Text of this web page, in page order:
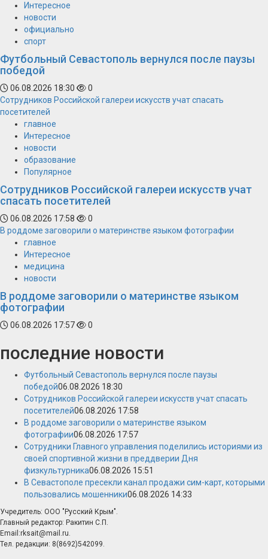
Интересное
новости
официально
спорт
Футбольный Севастополь вернулся после паузы
победой
06.08.2026 18:30
0
Сотрудников Российской галереи искусств учат спасать
посетителей
главное
Интересное
новости
образование
Популярное
Сотрудников Российской галереи искусств учат
спасать посетителей
06.08.2026 17:58
0
В роддоме заговорили о материнстве языком фотографии
главное
Интересное
медицина
новости
В роддоме заговорили о материнстве языком
фотографии
06.08.2026 17:57 0
последние новости
Футбольный Севастополь вернулся после паузы
победой06.08.2026 18:30
Сотрудников Российской галереи искусств учат спасать
посетителей06.08.2026 17:58
В роддоме заговорили о материнстве языком
фотографии06.08.2026 17:57
Сотрудники Главного управления поделились историями из
своей спортивной жизни в преддверии Дня
физкультурника06.08.2026 15:51
В Севастополе пресекли канал продажи сим-карт, которыми
пользовались мошенники06.08.2026 14:33
Учредитель: ООО "Русский Крым".
Главный редактор: Ракитин С.П.
Email:rksait@mail.ru.
Тел. редакции: 8(8692)542099.